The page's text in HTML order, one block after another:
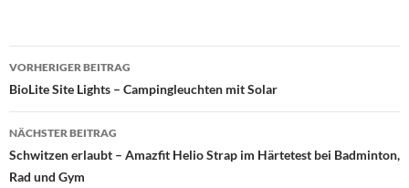
Beitragsnavigation
VORHERIGER BEITRAG
BioLite Site Lights – Campingleuchten mit Solar
NÄCHSTER BEITRAG
Schwitzen erlaubt – Amazfit Helio Strap im Härtetest bei Badminton,
Rad und Gym